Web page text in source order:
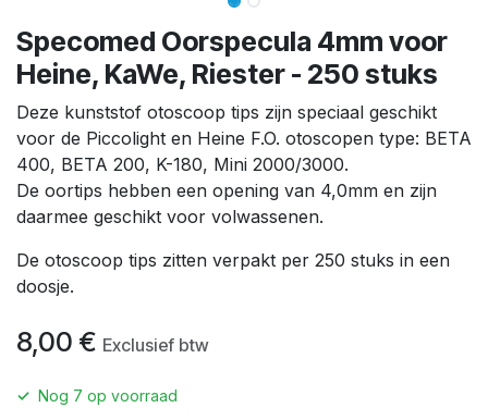
Specomed Oorspecula 4mm voor
Heine, KaWe, Riester - 250 stuks
Deze kunststof otoscoop tips zijn speciaal geschikt
voor de Piccolight en Heine F.O. otoscopen type: BETA
400, BETA 200, K-180, Mini 2000/3000.
De oortips hebben een opening van 4,0mm en zijn
daarmee geschikt voor volwassenen.
De otoscoop tips zitten verpakt per 250 stuks in een
doosje.
8,00 € Exclusief btw
✓ Nog 7 op voorraad